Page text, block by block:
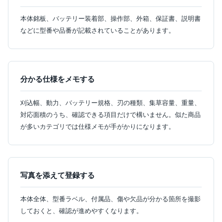
本体銘板、バッテリー装着部、操作部、外箱、保証書、説明書
などに型番や品番が記載されていることがあります。
分かる仕様をメモする
刈込幅、動力、バッテリー規格、刃の種類、集草容量、重量、
対応面積のうち、確認できる項目だけで構いません。似た商品
が多いカテゴリでは仕様メモが手がかりになります。
写真を添えて登録する
本体全体、型番ラベル、付属品、傷や欠品が分かる箇所を撮影
しておくと、確認が進めやすくなります。